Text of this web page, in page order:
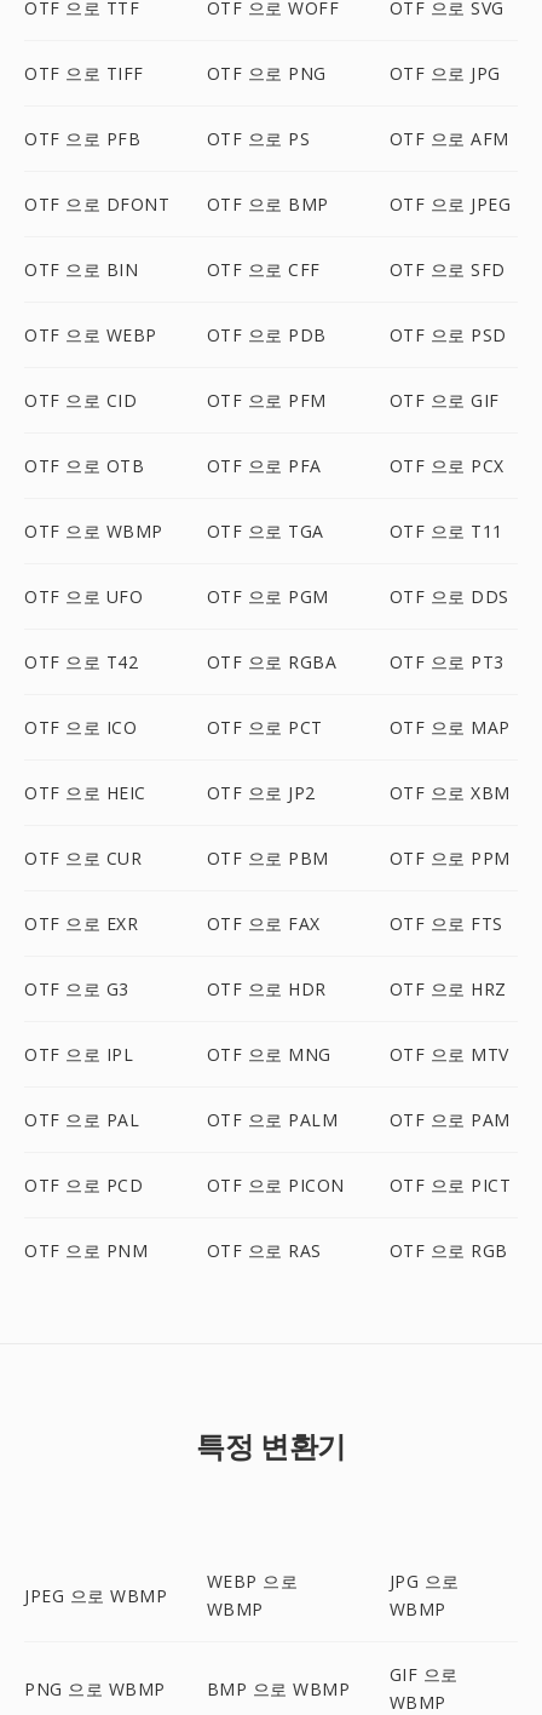
OTF 으로 TTF OTF 으로 WOFF OTF 으로 SVG
OTF 으로 TIFF OTF 으로 PNG OTF 으로 JPG
OTF 으로 PFB OTF 으로 PS OTF 으로 AFM
OTF 으로 DFONT OTF 으로 BMP OTF 으로 JPEG
OTF 으로 BIN OTF 으로 CFF OTF 으로 SFD
OTF 으로 WEBP OTF 으로 PDB OTF 으로 PSD
OTF 으로 CID OTF 으로 PFM OTF 으로 GIF
OTF 으로 OTB OTF 으로 PFA OTF 으로 PCX
OTF 으로 WBMP OTF 으로 TGA OTF 으로 T11
OTF 으로 UFO OTF 으로 PGM OTF 으로 DDS
OTF 으로 T42 OTF 으로 RGBA OTF 으로 PT3
OTF 으로 ICO OTF 으로 PCT OTF 으로 MAP
OTF 으로 HEIC OTF 으로 JP2 OTF 으로 XBM
OTF 으로 CUR OTF 으로 PBM OTF 으로 PPM
OTF 으로 EXR OTF 으로 FAX OTF 으로 FTS
OTF 으로 G3 OTF 으로 HDR OTF 으로 HRZ
OTF 으로 IPL OTF 으로 MNG OTF 으로 MTV
OTF 으로 PAL OTF 으로 PALM OTF 으로 PAM
OTF 으로 PCD OTF 으로 PICON OTF 으로 PICT
OTF 으로 PNM OTF 으로 RAS OTF 으로 RGB
특정 변환기
JPEG 으로 WBMP
WEBP 으로
WBMP
JPG 으로
WBMP
PNG 으로 WBMP BMP 으로 WBMP
GIF 으로
WBMP